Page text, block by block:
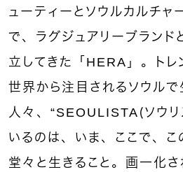
ューティーとソウルカルチャ
で、ラグジュアリーブランド
立してきた「HERA」。トレ
世界から注目されるソウルで
人々、“SEOULISTA（ソウリ
いるのは、いま、ここで、こ
堂々と生きること。画一化